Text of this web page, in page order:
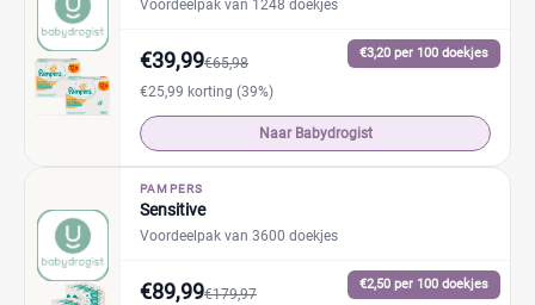
Voordeelpak van 1248 doekjes
€3,20 per 100 doekjes
€39,99€65,98
€25,99 korting (39%)
Naar Babydrogist
PAMPERS
Sensitive
Voordeelpak van 3600 doekjes
€2,50 per 100 doekjes
€89,99€179,97